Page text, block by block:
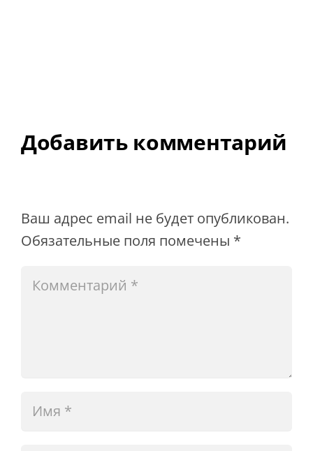
Добавить комментарий
Ваш адрес email не будет опубликован.
Обязательные поля помечены *